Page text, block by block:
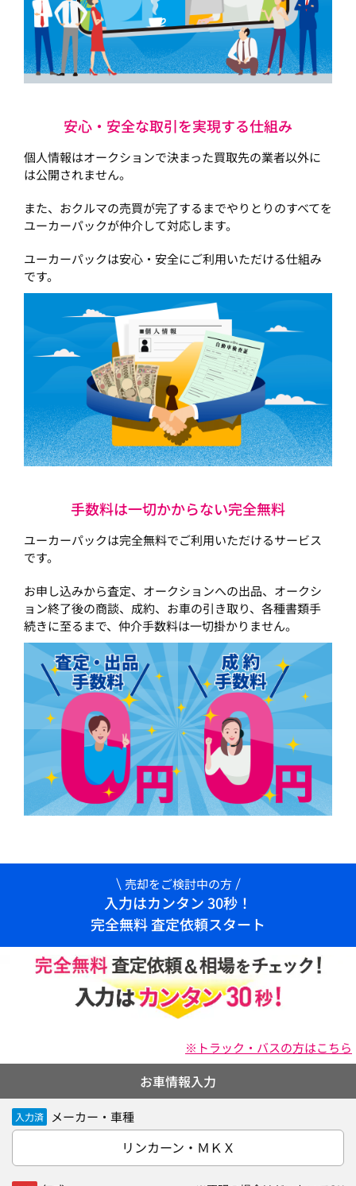
安心・安全な取引を実現する仕組み
個人情報はオークションで決まった買取先の業者以外に
は公開されません。
また、おクルマの売買が完了するまでやりとりのすべてを
ユーカーパックが仲介して対応します。
ユーカーパックは安心・安全にご利用いただける仕組み
です。
手数料は一切かからない完全無料
ユーカーパックは完全無料でご利用いただけるサービス
です。
お申し込みから査定、オークションへの出品、オークシ
ョン終了後の商談、成約、お車の引き取り、各種書類手
続きに至るまで、仲介手数料は一切掛かりません。
売却をご検討中の方
入力はカンタン 30秒！
完全無料 査定依頼スタート
※トラック・バスの方はこちら
お車情報入力
入力済 メーカー・車種
リンカーン・ＭＫＸ